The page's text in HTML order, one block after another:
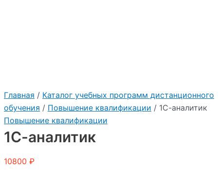
Главная / Каталог учебных программ дистанционного
обучения / Повышение квалификации / 1С-аналитик
Повышение квалификации
1С-аналитик
10800 ₽